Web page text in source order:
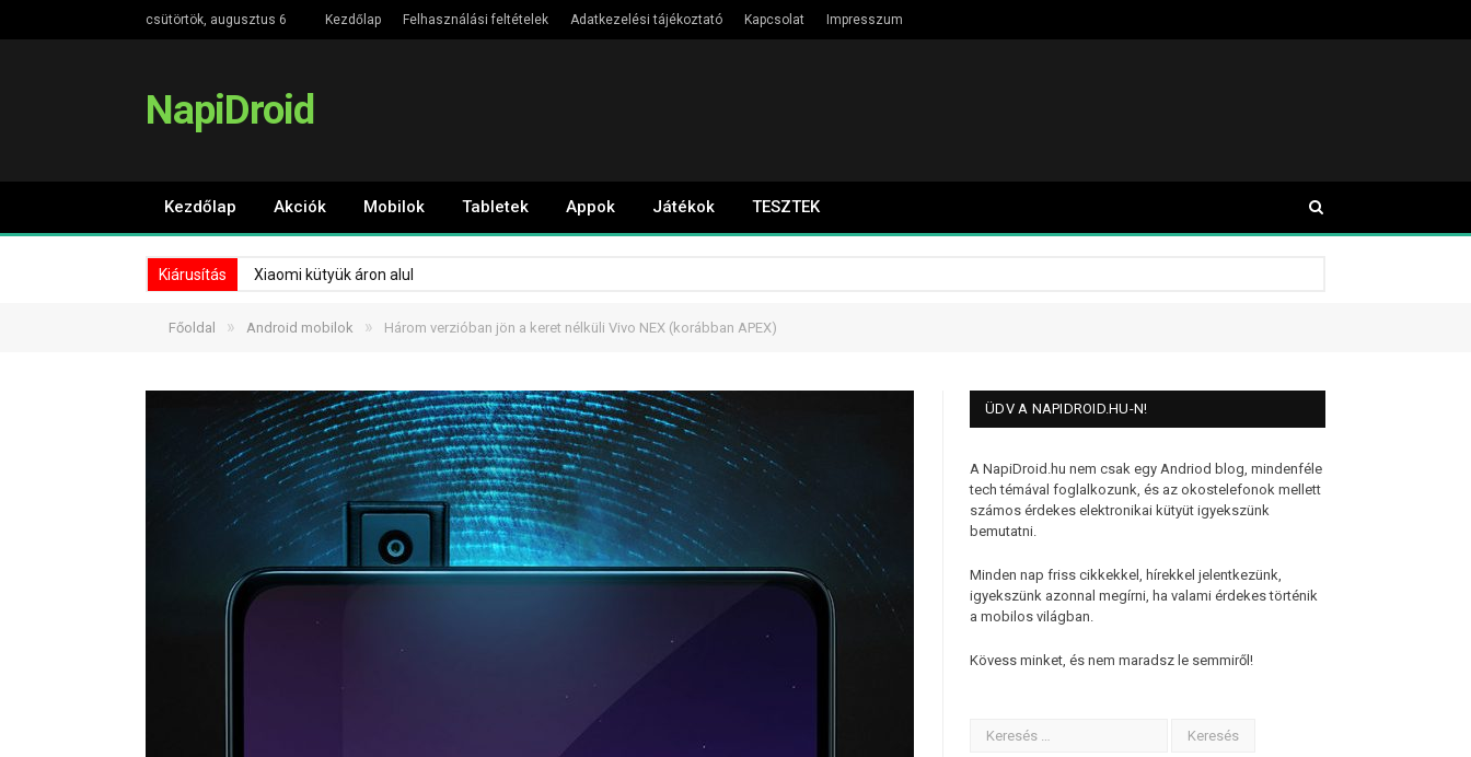
csütörtök, augusztus 6 Kezdőlap Felhasználási feltételek Adatkezelési tájékoztató Kapcsolat Impresszum
NapiDroid
Kezdőlap Akciók Mobilok Tabletek Appok Játékok TESZTEK
Kiárusítás Xiaomi kütyük áron alul
Főoldal » Android mobilok » Három verzióban jön a keret nélküli Vivo NEX (korábban APEX)
ÜDV A NAPIDROID.HU-N!
A NapiDroid.hu nem csak egy Andriod blog, mindenféle
tech témával foglalkozunk, és az okostelefonok mellett
számos érdekes elektronikai kütyüt igyekszünk
bemutatni.
Minden nap friss cikkekkel, hírekkel jelentkezünk,
igyekszünk azonnal megírni, ha valami érdekes történik
a mobilos világban.
Kövess minket, és nem maradsz le semmiről!